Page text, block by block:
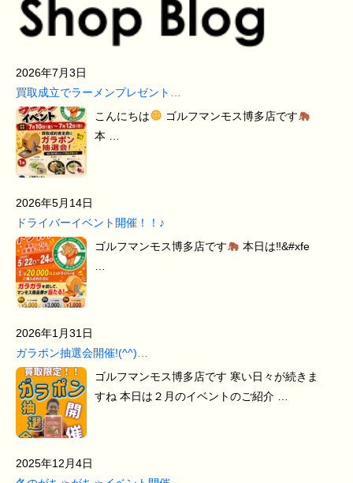
2026年7月3日
買取成立でラーメンプレゼント…
こんにちは
ゴルフマンモス博多店です
本 …
2026年5月14日
ドライバーイベント開催！！♪
ゴルフマンモス博多店です
本日は‼&#xfe
2026年1月31日
ガラポン抽選会開催!(^^)…
ゴルフマンモス博多店です 寒い日々が続きま
すね 本日は２月のイベントのご紹介 …
2025年12月4日